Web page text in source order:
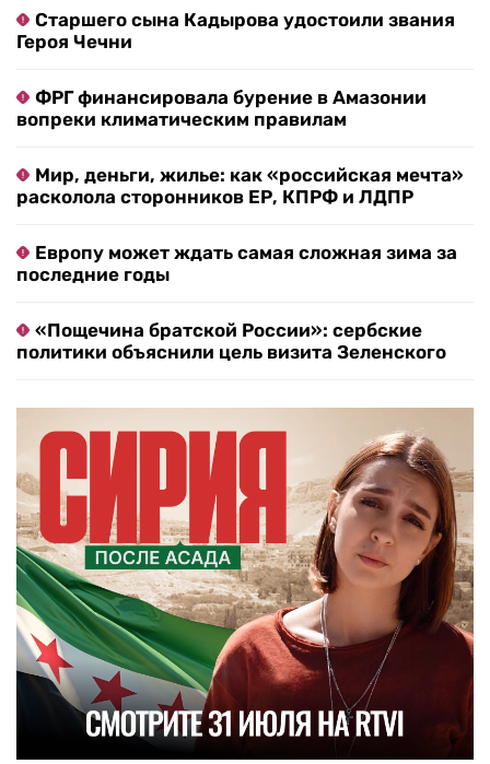
Старшего сына Кадырова удостоили звания
Героя Чечни
ФРГ финансировала бурение в Амазонии
вопреки климатическим правилам
Мир, деньги, жилье: как «российская мечта»
расколола сторонников ЕР, КПРФ и ЛДПР
Европу может ждать самая сложная зима за
последние годы
«Пощечина братской России»: сербские
политики объяснили цель визита Зеленского